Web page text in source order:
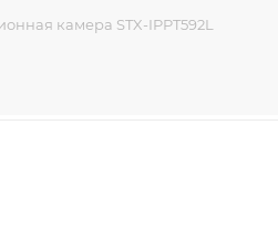
камера STX-IPPT592L